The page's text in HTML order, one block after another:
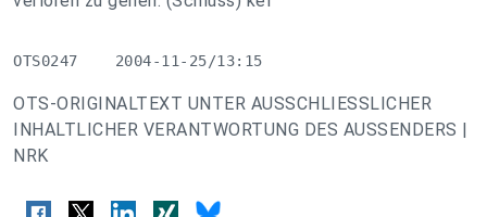
OTS0247    2004-11-25/13:15
OTS-ORIGINALTEXT UNTER AUSSCHLIESSLICHER
INHALTLICHER VERANTWORTUNG DES AUSSENDERS |
NRK